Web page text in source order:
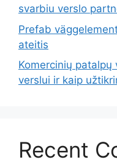
svarbiu verslo
Prefab
ateitis
Komercinių
verslui ir kaip
Recent